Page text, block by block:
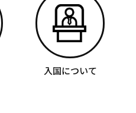
入国について